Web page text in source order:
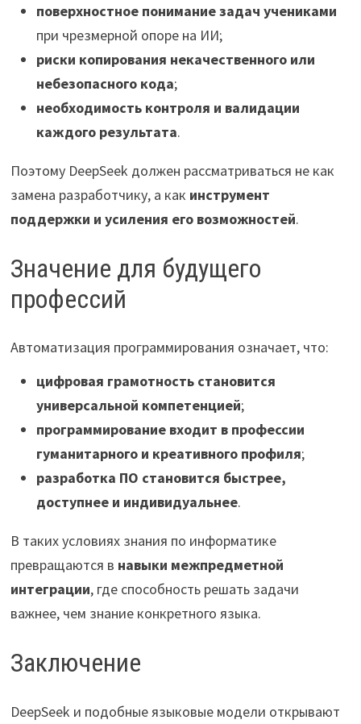
поверхностное понимание задач учениками
при чрезмерной опоре на ИИ;
риски копирования некачественного или
небезопасного кода;
необходимость контроля и валидации
каждого результата.
Поэтому DeepSeek должен рассматриваться не как
замена разработчику, а как инструмент
поддержки и усиления его возможностей.
Значение для будущего
профессий
Автоматизация программирования означает, что:
цифровая грамотность становится
универсальной компетенцией;
программирование входит в профессии
гуманитарного и креативного профиля;
разработка ПО становится быстрее,
доступнее и индивидуальнее.
В таких условиях знания по информатике
превращаются в навыки межпредметной
интеграции, где способность решать задачи
важнее, чем знание конкретного языка.
Заключение
DeepSeek и подобные языковые модели открывают